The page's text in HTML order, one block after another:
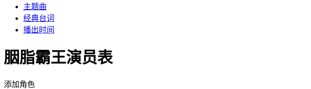
主题曲
经典台词
播出时间
胭脂霸王演员表
添加角色